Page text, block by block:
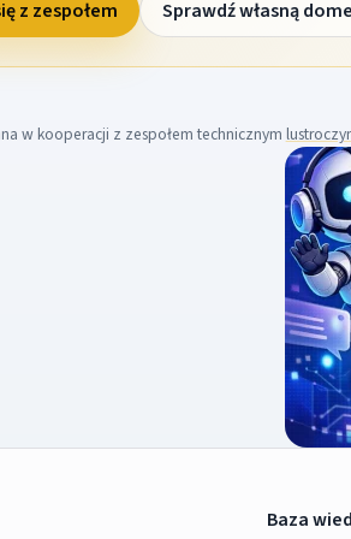
z zespołem Sprawdź własną
w kooperacji z zespołem technicznym
Baza